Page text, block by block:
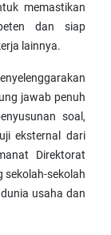
memastikan
dan siap
lainnya.
jawab penuh
soal,
eksternal dari
Direktorat
sekolah-sekolah
usaha dan